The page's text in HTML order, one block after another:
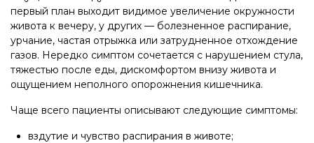
первый план выходит видимое увеличение окружности
живота к вечеру, у других — болезненное распирание,
урчание, частая отрыжка или затрудненное отхождение
газов. Нередко симптом сочетается с нарушением стула,
тяжестью после еды, дискомфортом внизу живота и
ощущением неполного опорожнения кишечника.
Чаще всего пациенты описывают следующие симптомы:
вздутие и чувство распирания в животе;